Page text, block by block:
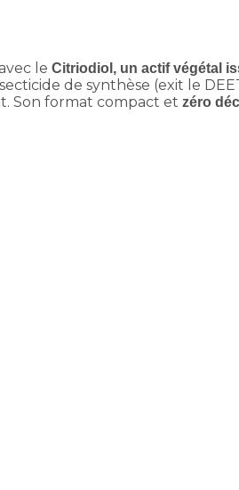
le Citriodiol, un actif végétal
de synthèse (exit le
Son format compact et zéro